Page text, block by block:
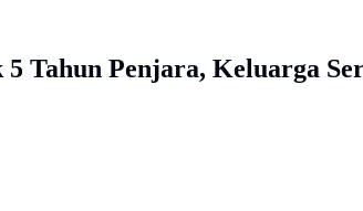
5 Tahun Penjara, Keluarga